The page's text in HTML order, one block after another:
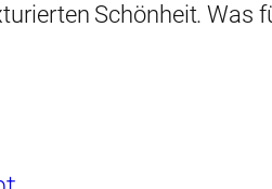
Schönheit. Was